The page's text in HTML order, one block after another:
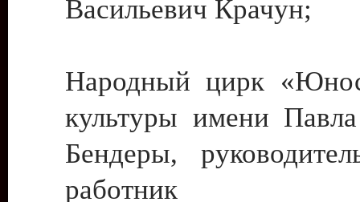
Васильевич Крачун;
Народный цирк
культуры имени
Бендеры,
работник